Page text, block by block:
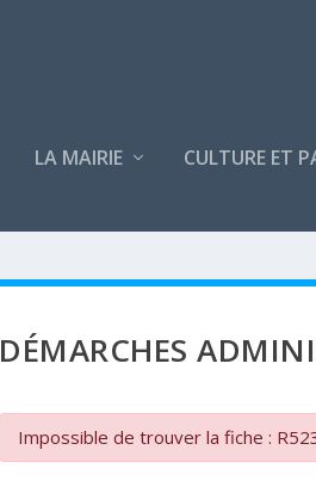
LA MAIRIE CULTURE ET
DÉMARCHES
Impossible de trouver la fiche :